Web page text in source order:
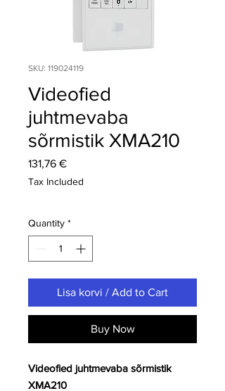
SKU: 119024119
Videofied
juhtmevaba
sõrmistik XMA210
131,76 €Price
Tax Included
Quantity *
Lisa korvi / Add to Cart
Buy Now
Videofied juhtmevaba sõrmistik
XMA210